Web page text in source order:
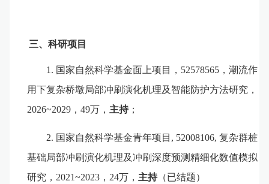
三、科研项目
1. 国家自然科学基金面上项目， 52578565 ，潮流作
用下复杂桥墩局部冲刷演化机理及智能防护方法研究 ，
2026~2029 ， 49万， 主持；
2. 国家自然科学基金青年项目 , 52008106, 复杂群桩
基础局部冲刷演化机理及冲刷深度预测精细化数值模拟
研究， 2021~2023 ， 24万， 主持（已结题）